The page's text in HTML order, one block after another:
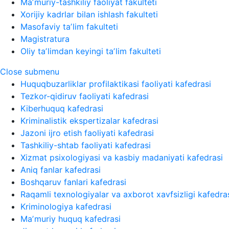
Maʼmuriy-tashkiliy faoliyat fakulteti
Xorijiy kadrlar bilan ishlash fakulteti
Masofaviy taʼlim fakulteti
Magistratura
Oliy taʼlimdan keyingi taʼlim fakulteti
Close submenu
Huquqbuzarliklar profilaktikasi faoliyati kafedrasi
Tezkor-qidiruv faoliyati kafedrasi
Kiberhuquq kafedrasi
Kriminalistik ekspertizalar kafedrasi
Jazoni ijro etish faoliyati kafedrasi
Tashkiliy-shtab faoliyati kafedrasi
Xizmat psixologiyasi va kasbiy madaniyati kafedrasi
Aniq fanlar kafedrasi
Boshqaruv fanlari kafedrasi
Raqamli texnologiyalar va axborot xavfsizligi
Kriminologiya kafedrasi
Maʼmuriy huquq kafedrasi